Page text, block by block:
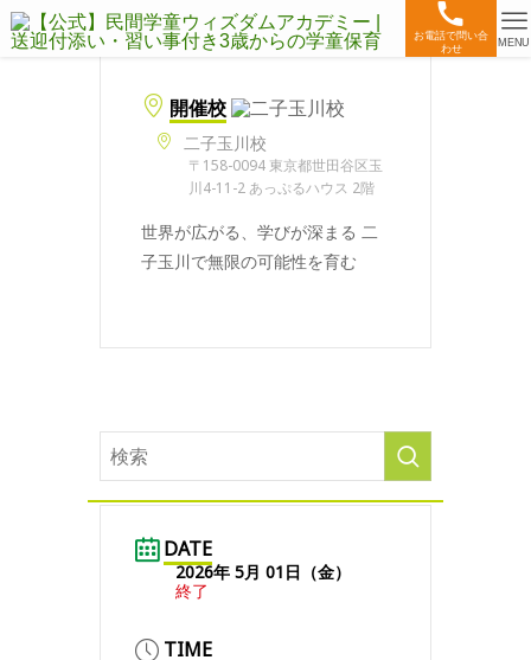
お電話で問い合
わせ
MENU
開催校
二子玉川校
〒158-0094 東京都世田谷区玉
川4-11-2 あっぷるハウス 2階
世界が広がる、学びが深まる 二
子玉川で無限の可能性を育む
DATE
2026年 5月 01日（金）
終了
TIME